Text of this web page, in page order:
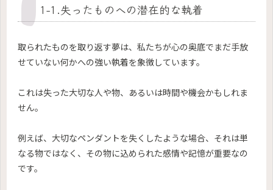
1-1.失ったものへの潜在的な執着
取られたものを取り返す夢は、私たちが心の奥底でまだ手放
せていない何かへの強い執着を象徴しています。
これは失った大切な人や物、あるいは時間や機会かもしれま
せん。
例えば、大切なペンダントを失くしたような場合、それは単
なる物ではなく、その物に込められた感情や記憶が重要なの
です。